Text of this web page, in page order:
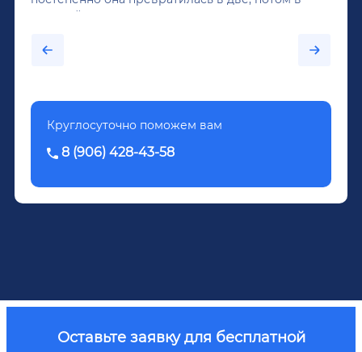
крепкий алкоголь, и вот он уже пил почти
было назначено кодирование по методу
Довженко.
Круглосуточно поможем вам
8 (906) 428-43-58
Оставьте заявку для бесплатной